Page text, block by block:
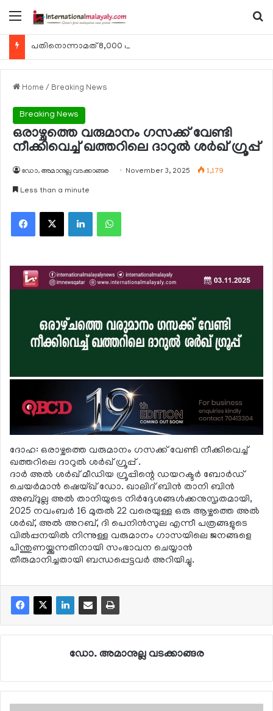
Menu
Home / Breaking News
Breaking News
ഒരാഴ്ചത്തെ വരുമാനം ഗസക്ക് വേണ്ടി
നീക്കിവെച്ച് ഖത്തറിലെ ദാറുല്‍ ശര്‍ഖ് ഗ്രൂപ്പ്
ഡോ. അമാനുല്ല വടക്കാങ്ങര November 3, 2025 1,179
Less than a minute
Facebook
X LinkedInWhatsApp
ദോഹ: ഒരാഴ്ചത്തെ വരുമാനം ഗസക്ക് വേണ്ടി നീക്കിവെച്ച്
ഖത്തറിലെ ദാറുല്‍ ശര്‍ഖ് ഗ്രൂപ്പ് .
ദാര്‍ അല്‍ ശര്‍ഖ് മീഡിയ ഗ്രൂപ്പിന്റെ ഡയറക്ടര്‍ ബോര്‍ഡ്
ചെയര്‍മാന്‍ ഷെയ്ഖ് ഡോ. ഖാലിദ് ബിന്‍ താനി ബിന്‍
അബ്ദുല്ല അല്‍ താനിയുടെ നിര്‍ദ്ദേശങ്ങള്‍ക്കനുസൃതമായി,
2025 നവംബര്‍ 16 മുതല്‍ 22 വരെയുള്ള ഒരു ആഴ്ചത്തെ അല്‍
ശര്‍ഖ്, അല്‍ അറബ്, ദി പെനിന്‍സുല എന്നീ പത്രങ്ങളുടെ
വില്‍പ്പനയില്‍ നിന്നുള്ള വരുമാനം ഗാസയിലെ ജനങ്ങളെ
പിന്തുണയ്ക്കുന്നതിനായി സംഭാവന ചെയ്യാന്‍
തീരുമാനിച്ചതായി ബന്ധപ്പെട്ടവര്‍ അറിയിച്ചു.
ഡോ. അമാനുല്ല വടക്കാങ്ങര